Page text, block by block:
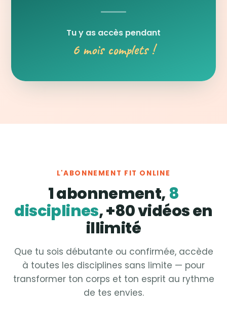
Tu y as accès pendant
6 mois complets !
L'ABONNEMENT FIT ONLINE
1 abonnement, 8
disciplines, +80 vidéos en
illimité
Que tu sois débutante ou confirmée, accède
à toutes les disciplines sans limite — pour
transformer ton corps et ton esprit au rythme
de tes envies.